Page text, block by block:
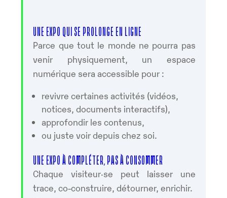
UNE EXPO QUI SE PROLONGE EN LIGNE
Parce que tout le monde ne pourra pas
venir physiquement, un espace
numérique sera accessible pour :
revivre certaines activités (vidéos,
notices, documents interactifs),
approfondir les contenus,
ou juste voir depuis chez soi.
UNE EXPO À COMPLÉTER, PAS À CONSOMMER
Chaque visiteur·se peut laisser une
trace, co-construire, détourner, enrichir.